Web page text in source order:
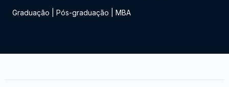
Graduação Pós-graduação MBA